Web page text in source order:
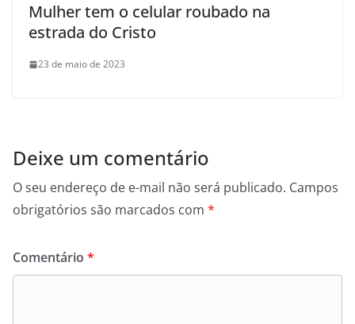
Mulher tem o celular roubado na
estrada do Cristo
23 de maio de 2023
Deixe um comentário
O seu endereço de e-mail não será publicado. Campos
obrigatórios são marcados com *
Comentário *